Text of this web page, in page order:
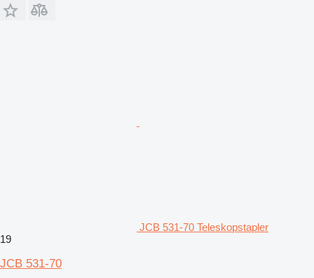
JCB 531-70 Teleskopstapler
19
JCB 531-70